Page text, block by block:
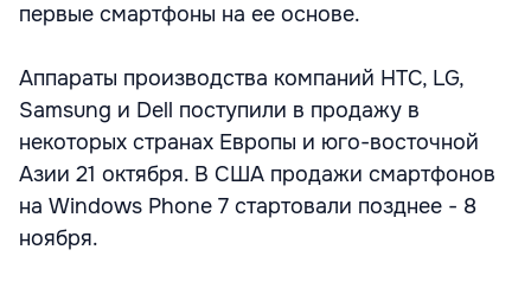
первые смартфоны на ее основе.
Аппараты производства компаний HTC, LG,
Samsung и Dell поступили в продажу в
некоторых странах Европы и юго-восточной
Азии 21 октября. В США продажи смартфонов
на Windows Phone 7 стартовали позднее - 8
ноября.